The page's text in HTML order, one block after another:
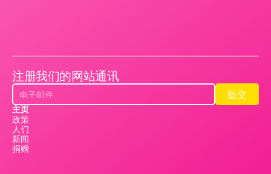
注册我们的网站通讯
提交
提交
主页
政策
人们
新闻
捐赠